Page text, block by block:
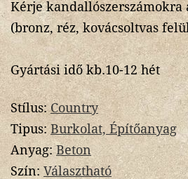
Kérje
(bronz, réz, kovácsoltvas
Gyártási idő kb.10-12 hét
Stílus:Country
Tipus:Burkolat, Építőanyag
Anyag:Beton
Szín:Választható